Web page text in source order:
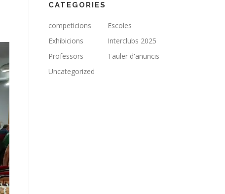
CATEGORIES
competicions
Escoles
Exhibicions
Interclubs 2025
Professors
Tauler d'anuncis
Uncategorized